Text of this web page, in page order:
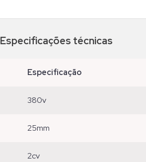
Especificações técnicas
especificação
380v
25mm
2cv